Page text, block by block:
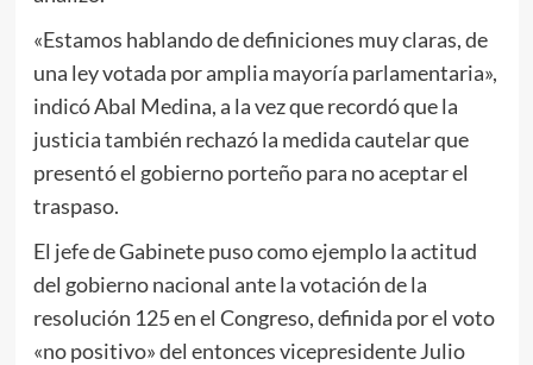
«Estamos hablando de definiciones muy claras, de
una ley votada por amplia mayoría parlamentaria»,
indicó Abal Medina, a la vez que recordó que la
justicia también rechazó la medida cautelar que
presentó el gobierno porteño para no aceptar el
traspaso.
El jefe de Gabinete puso como ejemplo la actitud
del gobierno nacional ante la votación de la
resolución 125 en el Congreso, definida por el voto
«no positivo» del entonces vicepresidente Julio